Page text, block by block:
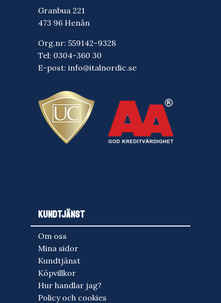
Granbua 221
473 96 Henån
Org.nr: 559142-9328
Tel: 0304-360 30
E-post: info@italnordic.se
KUNDTJÄNST
Om oss
Mina sidor
Kundtjänst
Köpvillkor
Hur handlar jag?
Policy och cookies